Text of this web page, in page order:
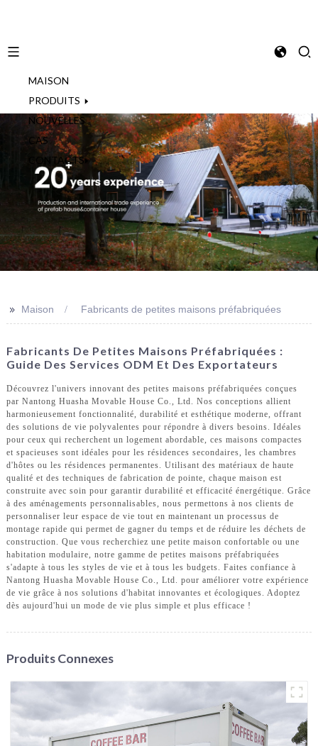
MAISON
PRODUITS
NOUVELLES
CAS
CONTACTS
>> Maison Fabricants de petites maisons préfabriquées
Fabricants De Petites Maisons Préfabriquées :
Guide Des Services ODM Et Des Exportateurs
Découvrez l'univers innovant des petites maisons préfabriquées conçues
par Nantong Huasha Movable House Co., Ltd. Nos conceptions allient
harmonieusement fonctionnalité, durabilité et esthétique moderne, offrant
des solutions de vie polyvalentes pour répondre à divers besoins. Idéales
pour ceux qui recherchent un logement abordable, ces maisons compactes
et spacieuses sont idéales pour les résidences secondaires, les chambres
d'hôtes ou les résidences permanentes. Utilisant des matériaux de haute
qualité et des techniques de fabrication de pointe, chaque maison est
construite avec soin pour garantir durabilité et efficacité énergétique. Grâce
à des aménagements personnalisables, nous permettons à nos clients de
personnaliser leur espace de vie tout en maintenant un processus de
montage rapide qui permet de gagner du temps et de réduire les déchets de
construction. Que vous recherchiez une petite maison confortable ou une
habitation modulaire, notre gamme de petites maisons préfabriquées
s'adapte à tous les styles de vie et à tous les budgets. Faites confiance à
Nantong Huasha Movable House Co., Ltd. pour améliorer votre expérience
de vie grâce à nos solutions d'habitat innovantes et écologiques. Adoptez
dès aujourd'hui un mode de vie plus simple et plus efficace !
Produits Connexes